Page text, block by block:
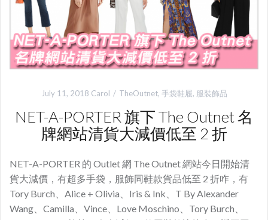
July 11, 2018 Carol TheOutnet, 手袋鞋履, 服裝飾品
NET-A-PORTER 旗下 The Outnet 名
牌網站清貨大減價低至 2 折
NET-A-PORTER 的 Outlet 網 The Outnet 網站今日開始清
貨大減價，有超多手袋，服飾同鞋款貨品低至 2 折咋，有
Tory Burch、Alice + Olivia、Iris & Ink、T By Alexander
Wang、Camilla、Vince、Love Moschino、Tory Burch、